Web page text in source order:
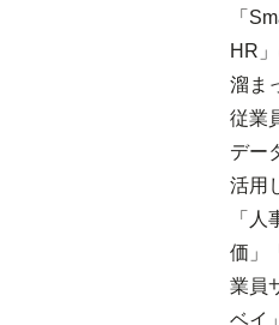
「
HR
溜ま
従業
デー
活用
「人
価」
業員
ベイ」